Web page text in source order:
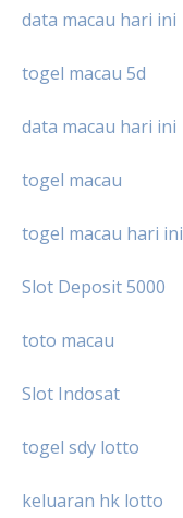
data macau hari ini
togel macau 5d
data macau hari ini
togel macau
togel macau hari ini
Slot Deposit 5000
toto macau
Slot Indosat
togel sdy lotto
keluaran hk lotto